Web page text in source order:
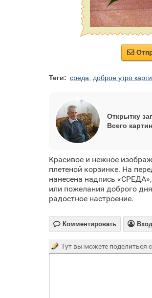

Теги: среда доброе утро
Открытку
Всего
Красивое и нежное
плетеной корзинке. На
нанесена надпись
или пожелания доброго
радостное настроение.
 Комментировать  Вход
Тут вы можете поделиться